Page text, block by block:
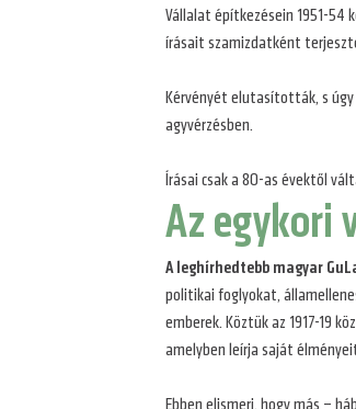
Vállalat építkezésein 1951-
írásait szamizdatként
Kérvényét elutasították, s
agyvérzésben.
Írásai csak a 80-as évektől
Az egykori
A leghírhedtebb magyar
politikai foglyokat,
emberek. Köztük az 1917-19
amelyben leírja saját